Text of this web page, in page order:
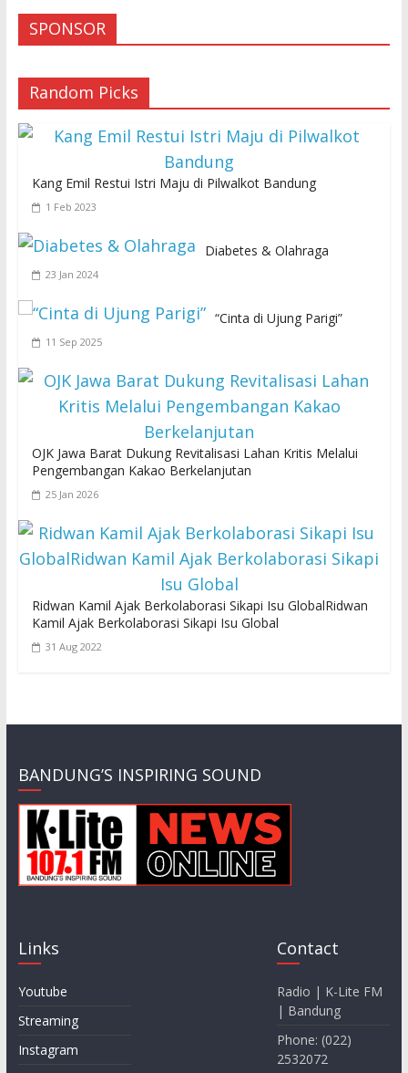
SPONSOR
Random Picks
Kang Emil Restui Istri Maju di Pilwalkot Bandung
1 Feb 2023
Diabetes & Olahraga
23 Jan 2024
“Cinta di Ujung Parigi”
11 Sep 2025
OJK Jawa Barat Dukung Revitalisasi Lahan Kritis Melalui
Pengembangan Kakao Berkelanjutan
25 Jan 2026
Ridwan Kamil Ajak Berkolaborasi Sikapi Isu GlobalRidwan
Kamil Ajak Berkolaborasi Sikapi Isu Global
31 Aug 2022
BANDUNG’S INSPIRING SOUND
Links
Youtube
Streaming
Instagram
Contact
Radio | K-Lite FM
| Bandung
Phone: (022)
2532072